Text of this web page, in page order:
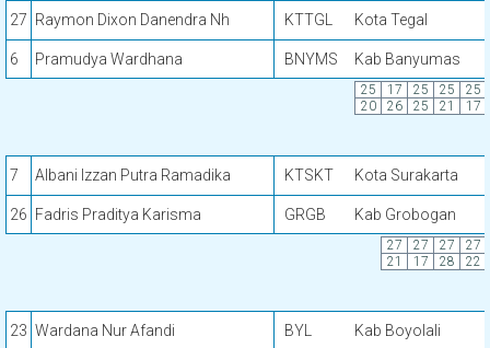
27 Raymon Dixon Danendra Nh KTTGL Kota Tegal
6 Pramudya Wardhana BNYMS Kab Banyumas
25 17 25 25
25
20
26 25 21 17
7 Albani Izzan Putra Ramadika KTSKT Kota Surakarta
26 Fadris Praditya Karisma GRGB Kab Grobogan
27 27 27
27
21
17 28 22
23 Wardana Nur Afandi BYL Kab Boyolali